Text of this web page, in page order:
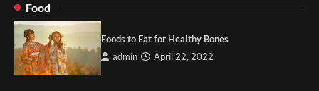
Food
Foods to Eat for Healthy Bones
admin April 22, 2022